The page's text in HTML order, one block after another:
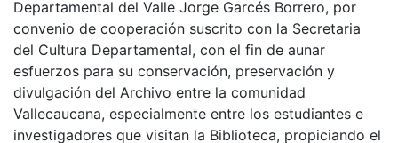
Departamental del Valle Jorge Garcés Borrero, por
convenio de cooperación suscrito con la Secretaria
del Cultura Departamental, con el fin de aunar
esfuerzos para su conservación, preservación y
divulgación del Archivo entre la comunidad
Vallecaucana, especialmente entre los estudiantes e
investigadores que visitan la Biblioteca, propiciando el